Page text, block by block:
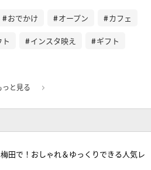
おでかけ オープン カフェ
インスタ映え ギフト
っと見る
田で！おしゃれ＆ゆっくりできる人気レ